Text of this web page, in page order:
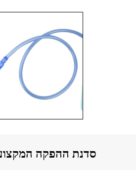
סדנת ההפקה